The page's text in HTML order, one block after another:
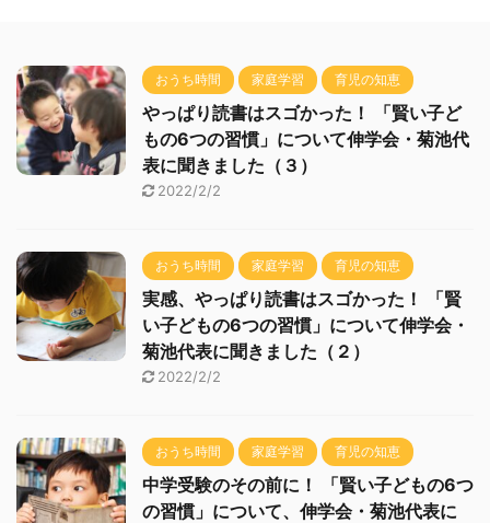
おうち時間 家庭学習 育児の知恵
やっぱり読書はスゴかった！ 「賢い子ど
もの6つの習慣」について伸学会・菊池代
表に聞きました（３）
2022/2/2
おうち時間 家庭学習 育児の知恵
実感、やっぱり読書はスゴかった！ 「賢
い子どもの6つの習慣」について伸学会・
菊池代表に聞きました（２）
2022/2/2
おうち時間 家庭学習 育児の知恵
中学受験のその前に！ 「賢い子どもの6つ
の習慣」について、伸学会・菊池代表に